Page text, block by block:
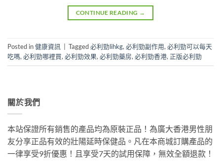
CONTINUE READING →
Posted in健康資訊 Tagged必利勁lihkg, 必利勁副作用, 必利勁可以每天
吃嗎, 必利勁哪裡買, 必利勁效果, 必利勁藥房, 必利勁香港, 正版必利勁
關於我們
本站保證所有銷售的產品均為原裝正品！為廣大香港男性朋
友分享正品有效的壯陽延時保健品。凡在本商城訂購產品的
一律享受9折優惠！且享受7天的試用保障，無效全額退款！